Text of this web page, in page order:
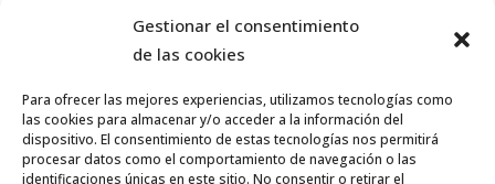
Gestionar el consentimiento
de las cookies
Para ofrecer las mejores experiencias, utilizamos tecnologías como
las cookies para almacenar y/o acceder a la información del
dispositivo. El consentimiento de estas tecnologías nos permitirá
procesar datos como el comportamiento de navegación o las
identificaciones únicas en este sitio. No consentir o retirar el
Amazon.
TOP
LINKS